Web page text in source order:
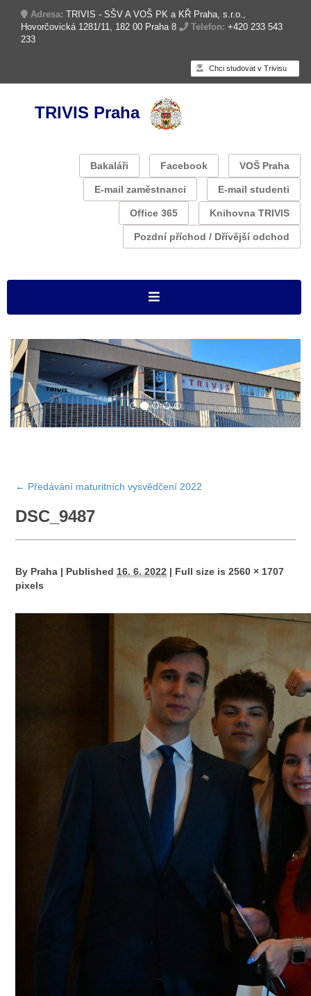
Adresa: TRIVIS - SŠV A VOŠ PK a KŘ Praha, s.r.o.,
Hovorčovická 1281/11, 182 00 Praha 8
Telefon: +420 233 543
233
Chci studovat v Trivisu
TRIVIS Praha
Bakaláři Facebook VOŠ Praha
E-mail zaměstnanci E-mail studenti
Office 365 Knihovna TRIVIS
Pozdní příchod / Dřívější odchod
← Předávání maturitních vysvědčení 2022
DSC_9487
By Praha | Published 16. 6. 2022 | Full size is2560 × 1707
pixels